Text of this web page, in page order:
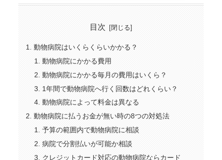
目次
動物病院はいくらくらいかかる？
動物病院にかかる費用
動物病院にかかる毎月の費用はいくら？
1年間で動物病院へ行く回数はどれくらい？
動物病院によって料金は異なる
動物病院に払うお金が無い時の8つの対処法
予算の範囲内で動物病院に相談
病院で分割払いが可能か相談
クレジットカード対応の動物病院ならカード